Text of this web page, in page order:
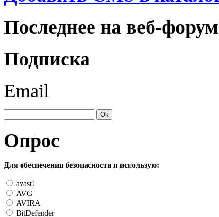
Последнее на веб-
Подписка
Email
Опрос
Для обеспечения безопасности я использую:
avast!
AVG
AVIRA
BitDefender